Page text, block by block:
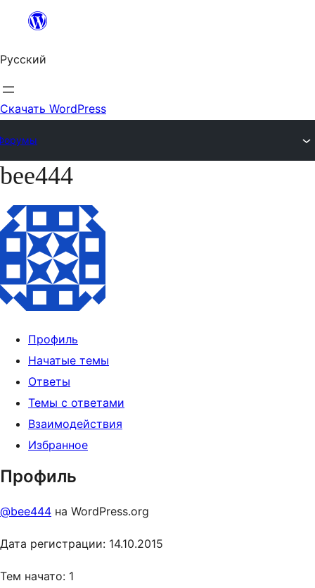
Перейти
содержимому
Русский
Скачать WordPress
Перейти
содержимому
bee444
Профиль
Начатые темы
Ответы
Темы с ответами
Взаимодействия
Избранное
Профиль
@bee444 на WordPress.org
Дата регистрации: 14.10.2015
Тем начато: 1